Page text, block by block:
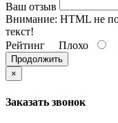
Ваш отзыв
Внимание: HTML не
текст!
Рейтинг Плохо
Продолжить
×
Заказать звонок